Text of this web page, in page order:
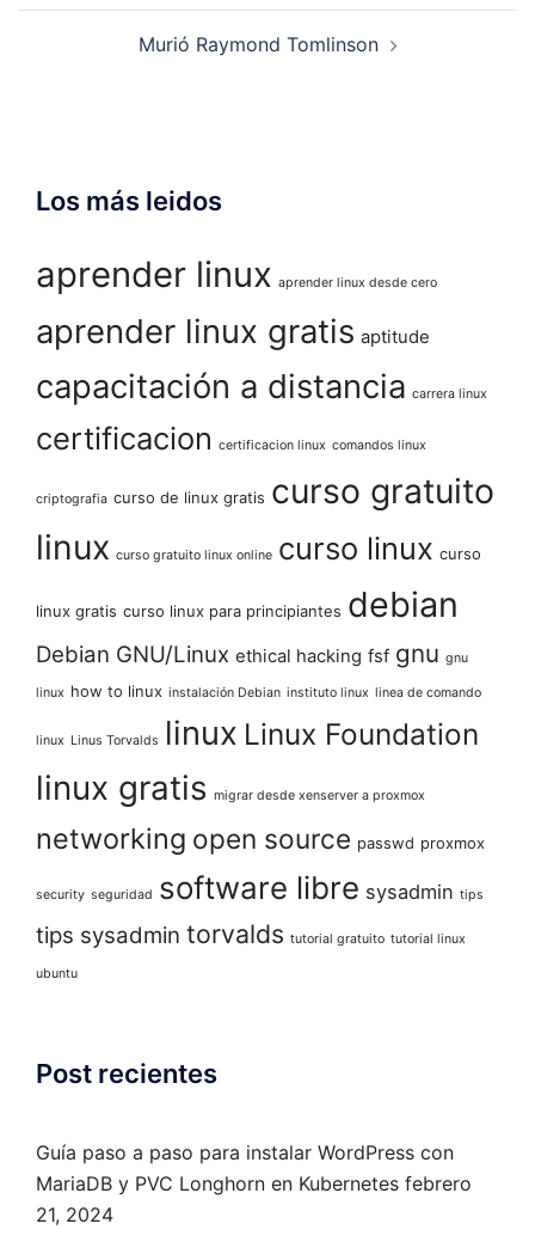
Murió Raymond Tomlinson
Los más leidos
aprender linux aprender linux desde cero
aprender linux gratis aptitude
capacitación a distancia carrera linux
certificacion certificacion linux comandos linux
criptografia curso de linux gratis curso gratuito
linux curso gratuito linux online curso linux curso
linux gratis curso linux para principiantes debian
Debian GNU/Linux ethical hacking fsf gnu gnu
linux how to linux instalación Debian instituto linux linea de comando
linux Linus Torvalds linux Linux Foundation
linux gratis migrar desde xenserver a proxmox
networking open source passwd proxmox
security seguridad software libre sysadmin tips
tips sysadmin torvalds tutorial gratuito tutorial linux
ubuntu
Post recientes
Guía paso a paso para instalar WordPress con
MariaDB y PVC Longhorn en Kubernetes febrero
21, 2024